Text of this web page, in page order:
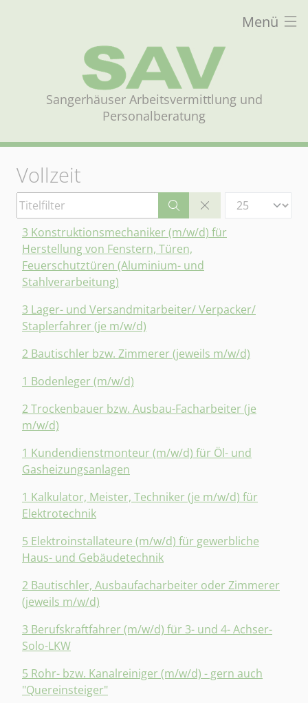
Menü
Sangerhäuser Arbeitsvermittlung und
Personalberatung
Vollzeit
Titelfilter Anzeige #
3 Konstruktionsmechaniker (m/w/d) für
Herstellung von Fenstern, Türen,
Feuerschutztüren (Aluminium- und
Stahlverarbeitung)
3 Lager- und Versandmitarbeiter/ Verpacker/
Staplerfahrer (je m/w/d)
2 Bautischler bzw. Zimmerer (jeweils m/w/d)
1 Bodenleger (m/w/d)
2 Trockenbauer bzw. Ausbau-Facharbeiter (je
m/w/d)
1 Kundendienstmonteur (m/w/d) für Öl- und
Gasheizungsanlagen
1 Kalkulator, Meister, Techniker (je m/w/d) für
Elektrotechnik
5 Elektroinstallateure (m/w/d) für gewerbliche
Haus- und Gebäudetechnik
2 Bautischler, Ausbaufacharbeiter oder Zimmerer
(jeweils m/w/d)
3 Berufskraftfahrer (m/w/d) für 3- und 4- Achser-
Solo-LKW
5 Rohr- bzw. Kanalreiniger (m/w/d) - gern auch
"Quereinsteiger"